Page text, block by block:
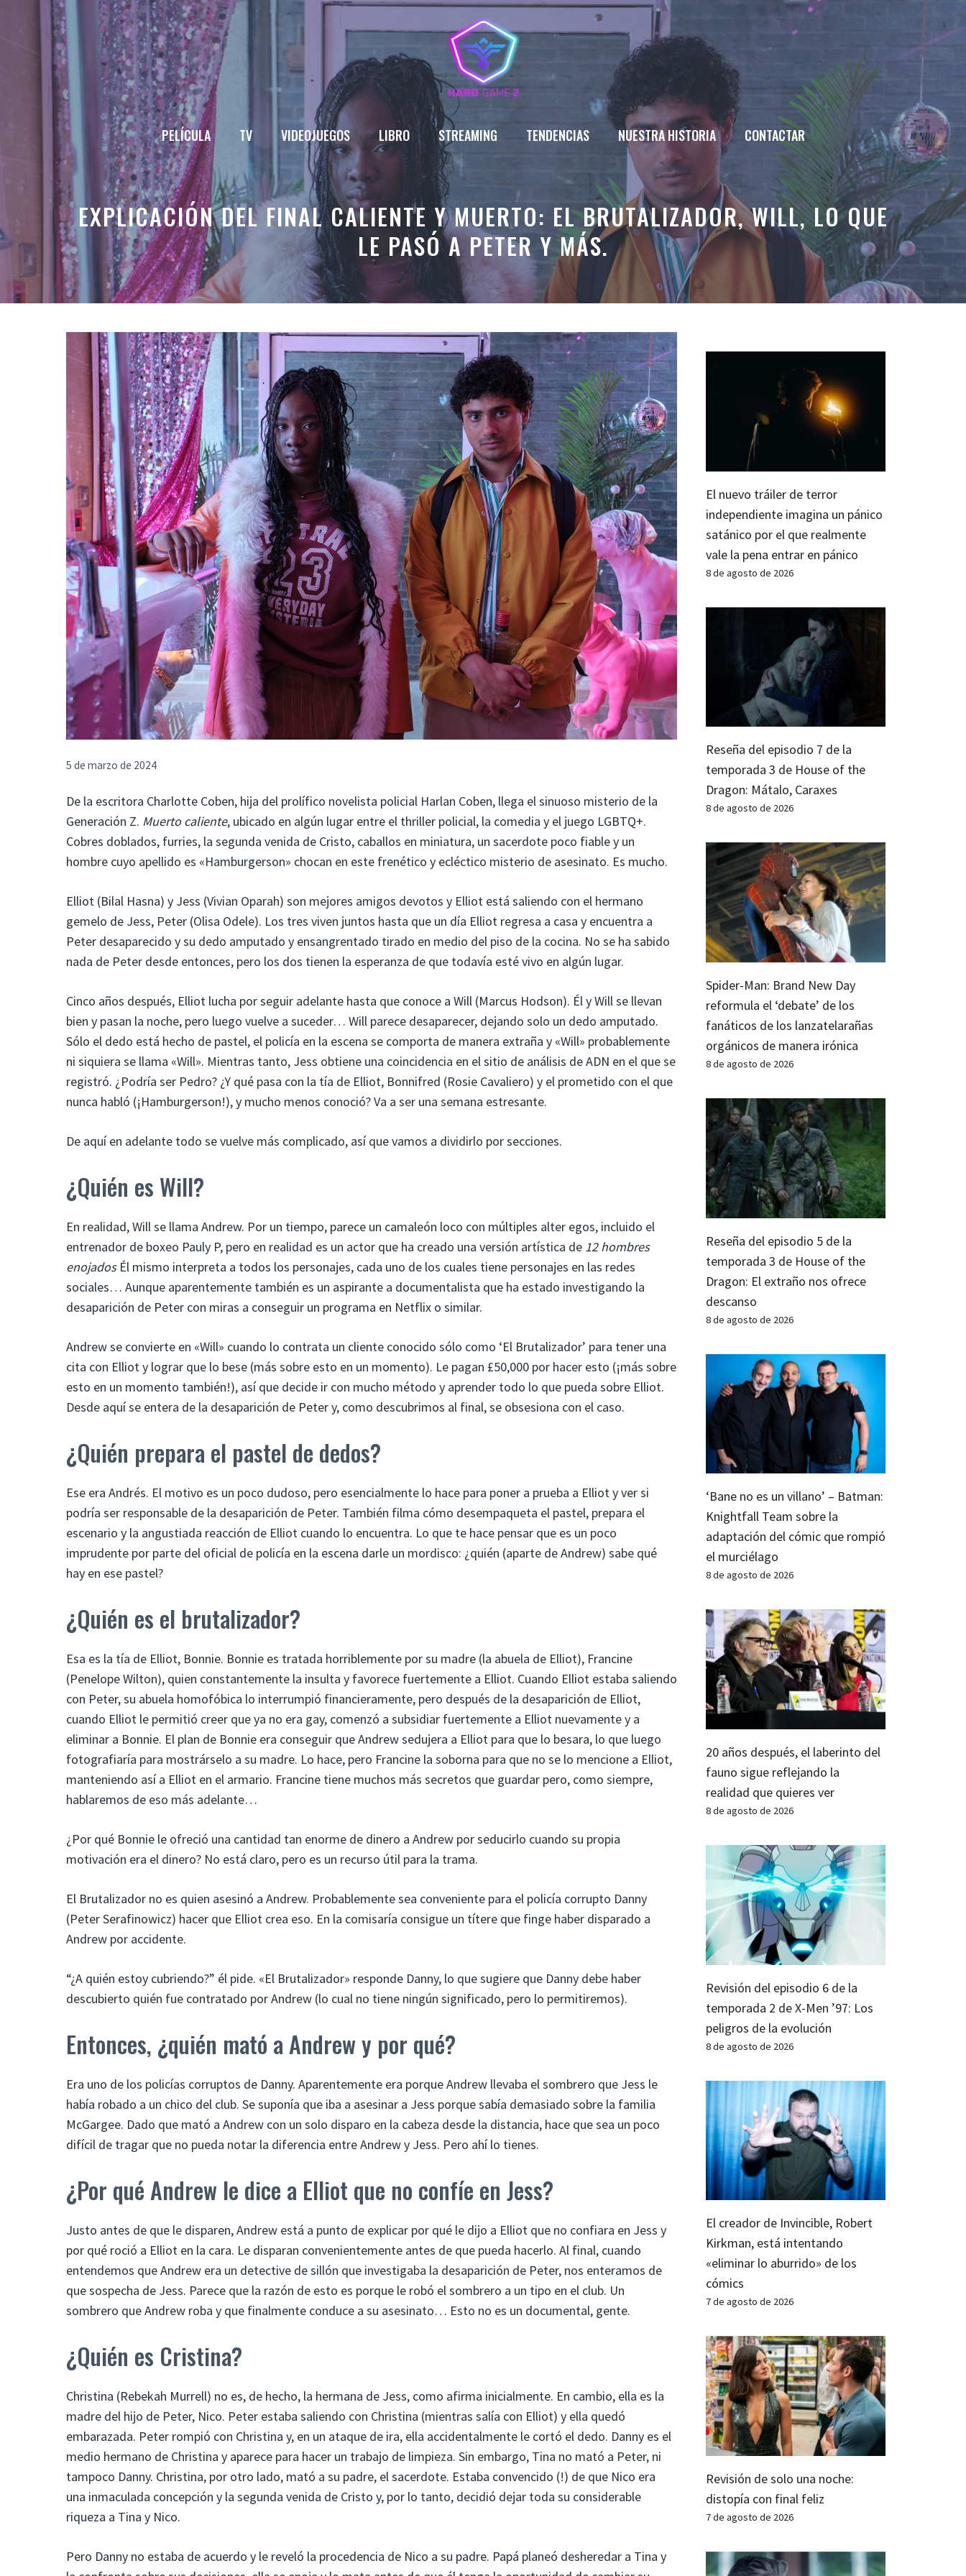
Saltar
contenido
PELÍCULA TV VIDEOJUEGOS LIBRO STREAMING TENDENCIAS NUESTRA HISTORIA CONTACTAR
EXPLICACIÓN DEL FINAL CALIENTE Y MUERTO: EL BRUTALIZADOR, WILL, LO QUE
LE PASÓ A PETER Y MÁS.
5 de marzo de 2024
De la escritora Charlotte Coben, hija del prolífico novelista policial Harlan Coben, llega el sinuoso misterio de la
Generación Z. Muerto caliente, ubicado en algún lugar entre el thriller policial, la comedia y el juego LGBTQ+.
Cobres doblados, furries, la segunda venida de Cristo, caballos en miniatura, un sacerdote poco fiable y un
hombre cuyo apellido es «Hamburgerson» chocan en este frenético y ecléctico misterio de asesinato. Es mucho.
Elliot (Bilal Hasna) y Jess (Vivian Oparah) son mejores amigos devotos y Elliot está saliendo con el hermano
gemelo de Jess, Peter (Olisa Odele). Los tres viven juntos hasta que un día Elliot regresa a casa y encuentra a
Peter desaparecido y su dedo amputado y ensangrentado tirado en medio del piso de la cocina. No se ha sabido
nada de Peter desde entonces, pero los dos tienen la esperanza de que todavía esté vivo en algún lugar.
Cinco años después, Elliot lucha por seguir adelante hasta que conoce a Will (Marcus Hodson). Él y Will se llevan
bien y pasan la noche, pero luego vuelve a suceder… Will parece desaparecer, dejando solo un dedo amputado.
Sólo el dedo está hecho de pastel, el policía en la escena se comporta de manera extraña y «Will» probablemente
ni siquiera se llama «Will». Mientras tanto, Jess obtiene una coincidencia en el sitio de análisis de ADN en el que se
registró. ¿Podría ser Pedro? ¿Y qué pasa con la tía de Elliot, Bonnifred (Rosie Cavaliero) y el prometido con el que
nunca habló (¡Hamburgerson!), y mucho menos conoció? Va a ser una semana estresante.
De aquí en adelante todo se vuelve más complicado, así que vamos a dividirlo por secciones.
¿Quién es Will?
En realidad, Will se llama Andrew. Por un tiempo, parece un camaleón loco con múltiples alter egos, incluido el
entrenador de boxeo Pauly P, pero en realidad es un actor que ha creado una versión artística de 12 hombres
enojadosÉl mismo interpreta a todos los personajes, cada uno de los cuales tiene personajes en las redes
sociales… Aunque aparentemente también es un aspirante a documentalista que ha estado investigando la
desaparición de Peter con miras a conseguir un programa en Netflix o similar.
Andrew se convierte en «Will» cuando lo contrata un cliente conocido sólo como ‘El Brutalizador’ para tener una
cita con Elliot y lograr que lo bese (más sobre esto en un momento). Le pagan £50,000 por hacer esto (¡más sobre
esto en un momento también!), así que decide ir con mucho método y aprender todo lo que pueda sobre Elliot.
Desde aquí se entera de la desaparición de Peter y, como descubrimos al final, se obsesiona con el caso.
¿Quién prepara el pastel de dedos?
Ese era Andrés. El motivo es un poco dudoso, pero esencialmente lo hace para poner a prueba a Elliot y ver si
podría ser responsable de la desaparición de Peter. También filma cómo desempaqueta el pastel, prepara el
escenario y la angustiada reacción de Elliot cuando lo encuentra. Lo que te hace pensar que es un poco
imprudente por parte del oficial de policía en la escena darle un mordisco: ¿quién (aparte de Andrew) sabe qué
hay en ese pastel?
¿Quién es el brutalizador?
Esa es la tía de Elliot, Bonnie. Bonnie es tratada horriblemente por su madre (la abuela de Elliot), Francine
(Penelope Wilton), quien constantemente la insulta y favorece fuertemente a Elliot. Cuando Elliot estaba saliendo
con Peter, su abuela homofóbica lo interrumpió financieramente, pero después de la desaparición de Elliot,
cuando Elliot le permitió creer que ya no era gay, comenzó a subsidiar fuertemente a Elliot nuevamente y a
eliminar a Bonnie. El plan de Bonnie era conseguir que Andrew sedujera a Elliot para que lo besara, lo que luego
fotografiaría para mostrárselo a su madre. Lo hace, pero Francine la soborna para que no se lo mencione a Elliot,
manteniendo así a Elliot en el armario. Francine tiene muchos más secretos que guardar pero, como siempre,
hablaremos de eso más adelante…
¿Por qué Bonnie le ofreció una cantidad tan enorme de dinero a Andrew por seducirlo cuando su propia
motivación era el dinero? No está claro, pero es un recurso útil para la trama.
El Brutalizador no es quien asesinó a Andrew. Probablemente sea conveniente para el policía corrupto Danny
(Peter Serafinowicz) hacer que Elliot crea eso. En la comisaría consigue un títere que finge haber disparado a
Andrew por accidente.
“¿A quién estoy cubriendo?” él pide. «El Brutalizador» responde Danny, lo que sugiere que Danny debe haber
descubierto quién fue contratado por Andrew (lo cual no tiene ningún significado, pero lo permitiremos).
Entonces, ¿quién mató a Andrew y por qué?
Era uno de los policías corruptos de Danny. Aparentemente era porque Andrew llevaba el sombrero que Jess le
había robado a un chico del club. Se suponía que iba a asesinar a Jess porque sabía demasiado sobre la familia
McGargee. Dado que mató a Andrew con un solo disparo en la cabeza desde la distancia, hace que sea un poco
difícil de tragar que no pueda notar la diferencia entre Andrew y Jess. Pero ahí lo tienes.
¿Por qué Andrew le dice a Elliot que no confíe en Jess?
Justo antes de que le disparen, Andrew está a punto de explicar por qué le dijo a Elliot que no confiara en Jess y
por qué roció a Elliot en la cara. Le disparan convenientemente antes de que pueda hacerlo. Al final, cuando
entendemos que Andrew era un detective de sillón que investigaba la desaparición de Peter, nos enteramos de
que sospecha de Jess. Parece que la razón de esto es porque le robó el sombrero a un tipo en el club. Un
sombrero que Andrew roba y que finalmente conduce a su asesinato… Esto no es un documental, gente.
¿Quién es Cristina?
Christina (Rebekah Murrell) no es, de hecho, la hermana de Jess, como afirma inicialmente. En cambio, ella es la
madre del hijo de Peter, Nico. Peter estaba saliendo con Christina (mientras salía con Elliot) y ella quedó
embarazada. Peter rompió con Christina y, en un ataque de ira, ella accidentalmente le cortó el dedo. Danny es el
medio hermano de Christina y aparece para hacer un trabajo de limpieza. Sin embargo, Tina no mató a Peter, ni
tampoco Danny. Christina, por otro lado, mató a su padre, el sacerdote. Estaba convencido (!) de que Nico era
una inmaculada concepción y la segunda venida de Cristo y, por lo tanto, decidió dejar toda su considerable
riqueza a Tina y Nico.
Pero Danny no estaba de acuerdo y le reveló la procedencia de Nico a su padre. Papá planeó desheredar a Tina y
El nuevo tráiler de terror
independiente imagina un pánico
satánico por el que realmente
vale la pena entrar en pánico
8 de agosto de 2026
Reseña del episodio 7 de la
temporada 3 de House of the
Dragon: Mátalo, Caraxes
8 de agosto de 2026
Spider-Man: Brand New Day
reformula el ‘debate’ de los
fanáticos de los lanzatelarañas
orgánicos de manera irónica
8 de agosto de 2026
Reseña del episodio 5 de la
temporada 3 de House of the
Dragon: El extraño nos ofrece
descanso
8 de agosto de 2026
‘Bane no es un villano’ – Batman:
Knightfall Team sobre la
adaptación del cómic que rompió
el murciélago
8 de agosto de 2026
20 años después, el laberinto del
fauno sigue reflejando la
realidad que quieres ver
8 de agosto de 2026
Revisión del episodio 6 de la
temporada 2 de X-Men ’97: Los
peligros de la evolución
8 de agosto de 2026
El creador de Invincible, Robert
Kirkman, está intentando
«eliminar lo aburrido» de los
cómics
7 de agosto de 2026
Revisión de solo una noche:
distopía con final feliz
7 de agosto de 2026